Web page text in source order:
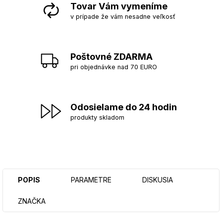
Tovar Vám vymeníme
v prípade že vám nesadne veľkosť
Poštovné ZDARMA
pri objednávke nad 70 EURO
Odosielame do 24 hodin
produkty skladom
POPIS PARAMETRE DISKUSIA
ZNAČKA